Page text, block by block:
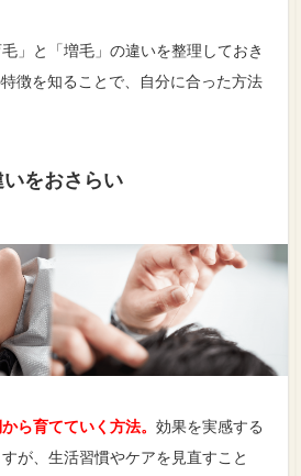
」と「増毛」の違いを整理しておき
徴を知ることで、自分に合った方法
をおさらい
ら育てていく方法。効果を実感する
が、生活習慣やケアを見直すこと